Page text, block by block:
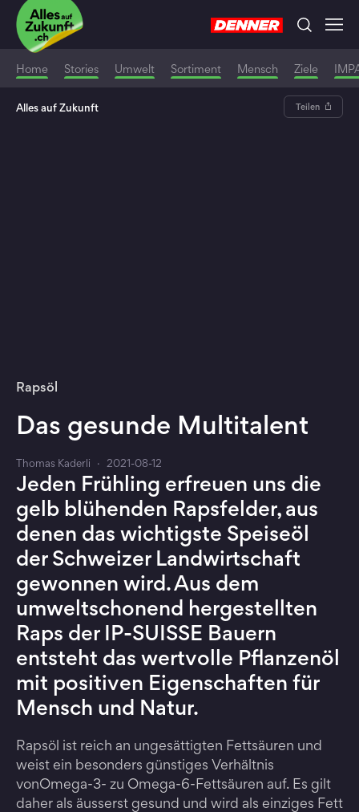
Home Stories Umwelt Sortiment Mensch Ziele
Alles auf Zukunft Teilen
Rapsöl
Das gesunde Multitalent
Thomas Kaderli · 2021-08-12
Jeden Frühling erfreuen uns die
gelb blühenden Rapsfelder, aus
denen das wichtigste Speiseöl
der Schweizer Landwirtschaft
gewonnen wird.Aus dem
umweltschonend hergestellten
Raps der IP-SUISSE Bauern
entsteht das wertvolle Pflanzenöl
mit positiven Eigenschaften für
Mensch und Natur.
Rapsöl ist reich an ungesättigten Fettsäuren und
weist ein besonders günstiges Verhältnis
vonOmega-3- zu Omega-6-Fettsäuren auf. Es gilt
daher als äusserst gesund und wird als einziges Fett